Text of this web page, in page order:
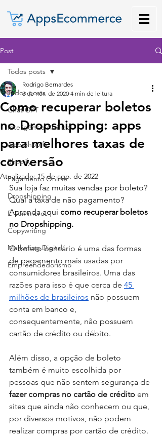
Post
Todos posts
Chat GPT
Inteligência Artificial
App Shopify
Shopify
Pagamento Online
Dropshipping
E-commerce
Copywriting
Marketing Digital
Empreendedorismo
Todos posts
Como recuperar boletos
no Dropshipping: apps
para melhores taxas de
conversão
Rodrigo Bernardes
3 de nov. de 2020 4 min de leitura
Atualizado:15 de ago. de 2022
Sua loja faz muitas vendas por boleto?
Qual a taxa de não pagamento?
Aprenda aqui como recuperar boletos
no Dropshipping.
O boleto bancário é uma das formas
de pagamento mais usadas por
consumidores brasileiros. Uma das
razões para isso é que cerca de 45
milhões de brasileiros não possuem
conta em banco e,
consequentemente, não possuem
cartão de crédito ou débito.
Além disso, a opção de boleto
também é muito escolhida por
pessoas que não sentem segurança de
fazer compras no cartão de crédito em
sites que ainda não conhecem ou que,
por diversos motivos, não podem
realizar compras por cartão de crédito.